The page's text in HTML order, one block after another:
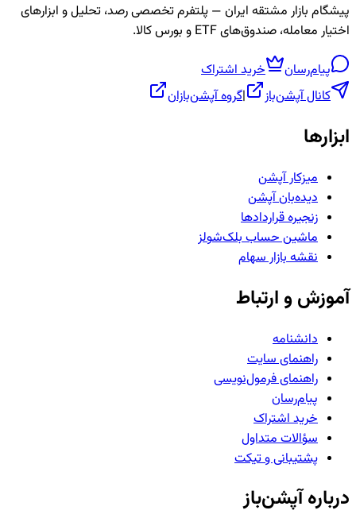
پیشگام بازار مشتقه ایران — پلتفرم تخصصی رصد، تحلیل و ابزارهای
اختیار معامله، صندوق‌های ETF و بورس کالا.
پیام‌رسان
خرید اشتراک
کانال آپشن‌باز
|گروه آپشن‌بازان
ابزارها
میزکار آپشن
دیده‌بان آپشن
زنجیره قراردادها
ماشین حساب بلک‌شولز
نقشه بازار سهام
آموزش و ارتباط
دانشنامه
راهنمای سایت
راهنمای فرمول‌نویسی
پیام‌رسان
خرید اشتراک
سؤالات متداول
پشتیبانی و تیکت
درباره آپشن‌باز